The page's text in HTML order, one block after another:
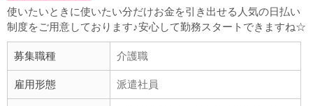
使いたいときに使いたい分だけお金を引き出せる人気の日払い
制度をご用意しております♪安心して勤務スタートできますね☆
募集職種 介護職
雇用形態 派遣社員